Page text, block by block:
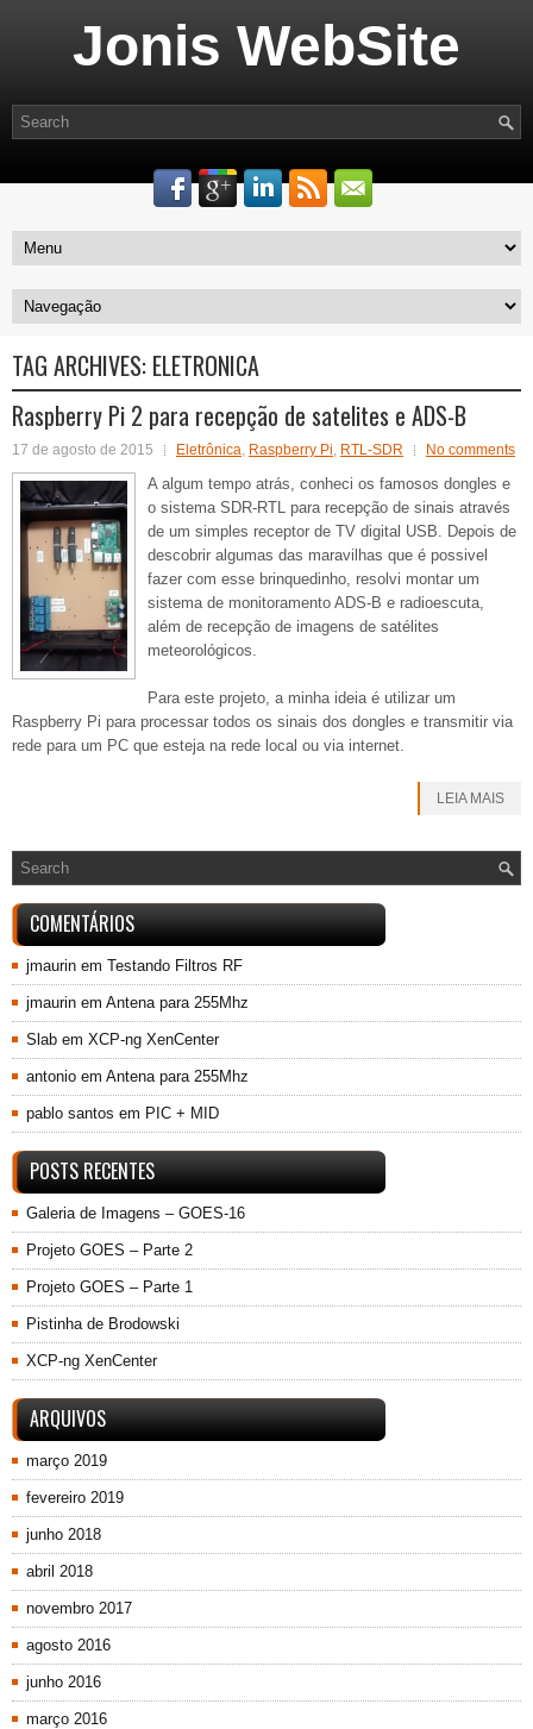
Jonis WebSite
TAG ARCHIVES: ELETRONICA
Raspberry Pi 2 para recepção de satelites e ADS-B
17 de agosto de 2015 Eletrônica, Raspberry Pi, RTL-SDR No comments
A algum tempo atrás, conheci os famosos dongles e
o sistema SDR-RTL para recepção de sinais através
de um simples receptor de TV digital USB. Depois de
descobrir algumas das maravilhas que é possivel
fazer com esse brinquedinho, resolvi montar um
sistema de monitoramento ADS-B e radioescuta,
além de recepção de imagens de satélites
meteorológicos.
Para este projeto, a minha ideia é utilizar um
Raspberry Pi para processar todos os sinais dos dongles e transmitir via
rede para um PC que esteja na rede local ou via internet.
LEIA MAIS
COMENTÁRIOS
jmaurin em Testando Filtros RF
jmaurin em Antena para 255Mhz
Slab em XCP-ng XenCenter
antonio em Antena para 255Mhz
pablo santos em PIC + MID
POSTS RECENTES
Galeria de Imagens – GOES-16
Projeto GOES – Parte 2
Projeto GOES – Parte 1
Pistinha de Brodowski
XCP-ng XenCenter
ARQUIVOS
março 2019
fevereiro 2019
junho 2018
abril 2018
novembro 2017
agosto 2016
junho 2016
março 2016